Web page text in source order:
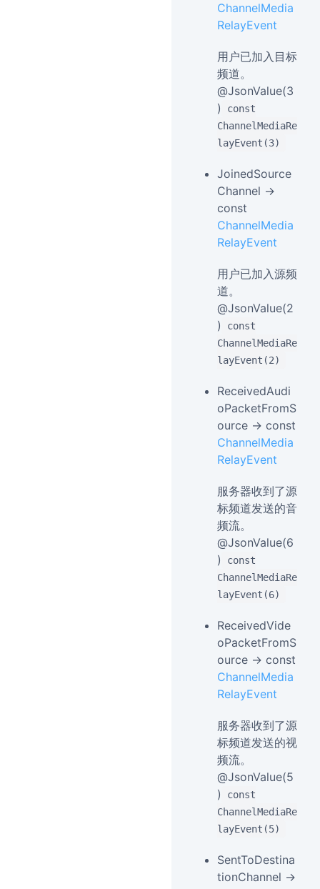
ChannelMedia
RelayEvent
用户已加入目标
频道。
@JsonValue(3
)
const
ChannelMediaRe
layEvent(3)
JoinedSource
Channel →
const
ChannelMedia
RelayEvent
用户已加入源频
道。
@JsonValue(2
)
const
ChannelMediaRe
layEvent(2)
ReceivedAudi
oPacketFromS
ource → const
ChannelMedia
RelayEvent
服务器收到了源
标频道发送的音
频流。
@JsonValue(6
)
const
ChannelMediaRe
layEvent(6)
ReceivedVide
oPacketFromS
ource → const
ChannelMedia
RelayEvent
服务器收到了源
标频道发送的视
频流。
@JsonValue(5
)
const
ChannelMediaRe
layEvent(5)
SentToDestina
tionChannel →